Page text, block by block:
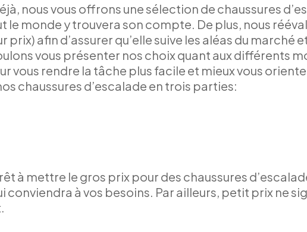
nous vous offrons une sélection de chaussures
le monde y trouvera son compte. De plus, nous
prix) afin d’assurer qu’elle suive les aléas du marché
vous présenter nos choix quant aux différents
vous rendre la tâche plus facile et mieux vous
chaussures d’escalade en trois parties:
à mettre le gros prix pour des chaussures
conviendra à vos besoins. Par ailleurs, petit prix ne